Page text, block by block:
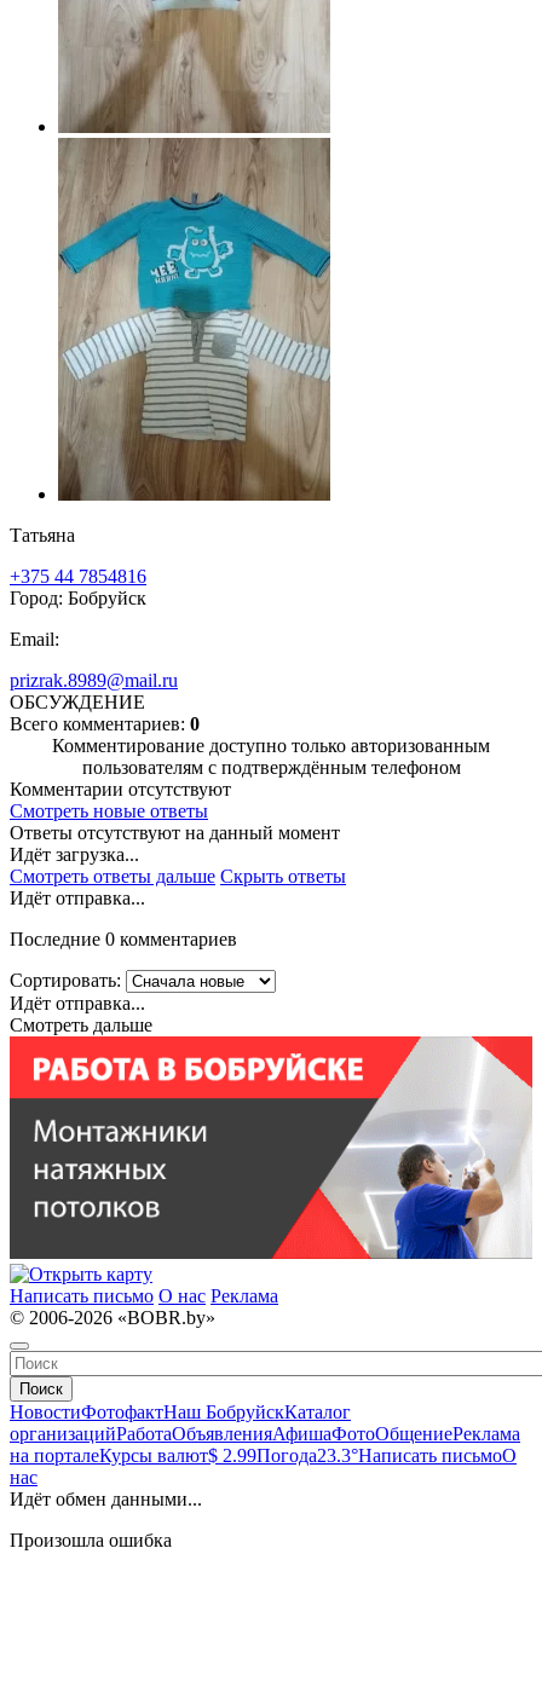
Татьяна
+375 44 7854816
Город: Бобруйск
Email:
prizrak.8989@mail.ru
ОБСУЖДЕНИЕ
Всего комментариев: 0
Комментирование доступно только авторизованным
пользователям с подтверждённым телефоном
Комментарии отсутствуют
Смотреть новые ответы
Ответы отсутствуют на данный момент
Идёт загрузка...
Смотреть ответы дальше Скрыть ответы
Идёт отправка...
Последние 0 комментариев
Сортировать:
Идёт отправка...
Смотреть дальше
Написать письмо О нас Реклама
© 2006-2026 «BOBR.by»
Поиск
НовостиФотофактНаш БобруйскКаталог
организацийРаботаОбъявленияАфишаФотоОбщениеРеклама
на порталеКурсы валют$ 2.99Погода23.3°Написать письмоО
нас
Идёт обмен данными...
Произошла ошибка